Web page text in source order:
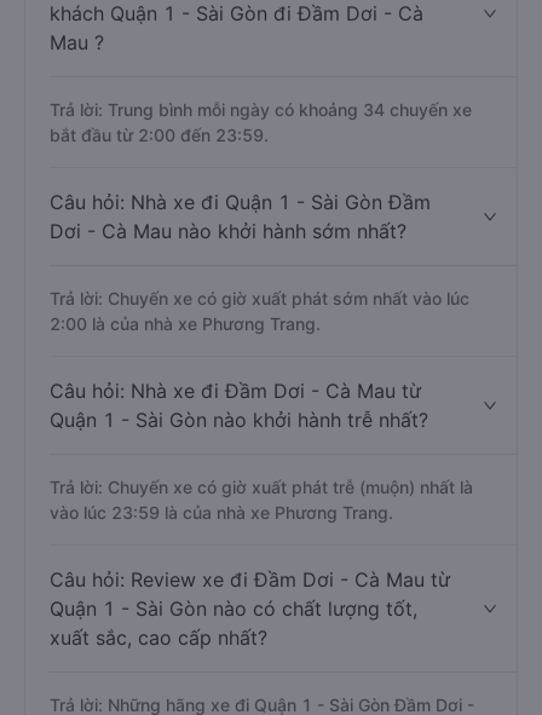
khách Quận 1 - Sài Gòn đi Đầm Dơi - Cà
Mau ?
Trả lời: Trung bình mỗi ngày có khoảng 34 chuyến xe
bắt đầu từ 2:00 đến 23:59.
Câu hỏi: Nhà xe đi Quận 1 - Sài Gòn Đầm
Dơi - Cà Mau nào khởi hành sớm nhất?
Trả lời: Chuyến xe có giờ xuất phát sớm nhất vào lúc
2:00 là của nhà xe Phương Trang.
Câu hỏi: Nhà xe đi Đầm Dơi - Cà Mau từ
Quận 1 - Sài Gòn nào khởi hành trễ nhất?
Trả lời: Chuyến xe có giờ xuất phát trễ (muộn) nhất là
vào lúc 23:59 là của nhà xe Phương Trang.
Câu hỏi: Review xe đi Đầm Dơi - Cà Mau từ
Quận 1 - Sài Gòn nào có chất lượng tốt,
xuất sắc, cao cấp nhất?
Trả lời: Những hãng xe đi Quận 1 - Sài Gòn Đầm Dơi -